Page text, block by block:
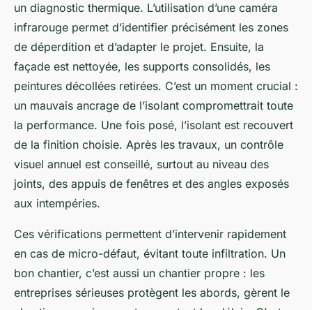
un diagnostic thermique. L’utilisation d’une caméra
infrarouge permet d’identifier précisément les zones
de déperdition et d’adapter le projet. Ensuite, la
façade est nettoyée, les supports consolidés, les
peintures décollées retirées. C’est un moment crucial :
un mauvais ancrage de l’isolant compromettrait toute
la performance. Une fois posé, l’isolant est recouvert
de la finition choisie. Après les travaux, un contrôle
visuel annuel est conseillé, surtout au niveau des
joints, des appuis de fenêtres et des angles exposés
aux intempéries.
Ces vérifications permettent d’intervenir rapidement
en cas de micro-défaut, évitant toute infiltration. Un
bon chantier, c’est aussi un chantier propre : les
entreprises sérieuses protègent les abords, gèrent le